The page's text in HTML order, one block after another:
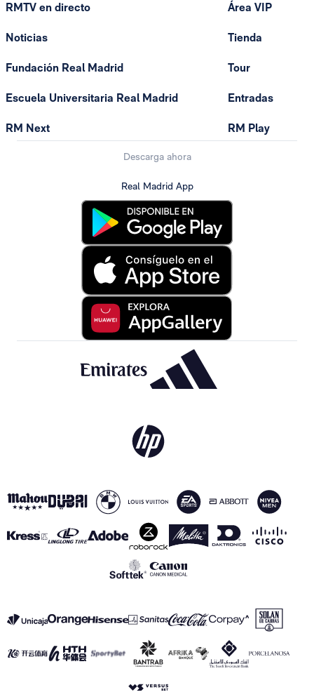
RMTV en directo
Noticias
Fundación Real Madrid
Escuela Universitaria Real Madrid
RM Next
Área VIP
Tienda
Tour
Entradas
RM Play
Descarga ahora
Real Madrid App